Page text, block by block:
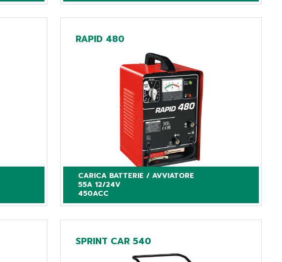
RAPID 480
CARICA BATTERIE / AVVIATORE
55A 12/24V
450ACC
SPRINT CAR 540